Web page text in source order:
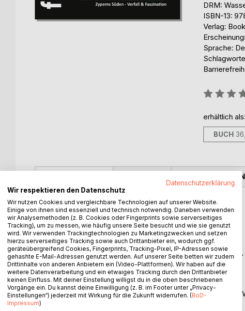
DRM:
ISBN-13:
Verlag:
Sprache:
Bewertung::
erhältlich als:
BUCH
Fenster & Türen weltweit
Zyperns Süden - Verfall & Faszination
"Die einen behaupten, die Häuser bestehen
aus Mauern. Ich sage, die Häuser bestehen aus Fenstern".
(Hundertwasser, 22. Januar 1990)
"Lass Bilder sprechen". Fenster & Türen, auch Seelen
PRESSESTIMMEN
Datenschutzerklärung
Wir respektieren den Datenschutz
Wir nutzen Cookies und vergleichbare Technologien auf unserer Website.
Einige von ihnen sind essenziell und technisch notwendig. Daneben verwenden
wir Analysemethoden (z. B. Cookies oder Fingerprints sowie serverseitiges
Tracking), um zu messen, wie häufig unsere Seite besucht und wie sie genutzt
wird. Wir verwenden Trackingtechnologien zu Marketingzwecken und setzen
hierzu serverseitiges Tracking sowie auch Drittanbieter ein, wodurch ggf.
geräteübergreifend Cookies, Fingerprints, Tracking-Pixel, IP-Adressen sowie
gehashte E-Mail-Adressen genutzt werden. Auf unserer Seite betten wir zudem
Drittinhalte von anderen Anbietern ein (Video-Plattformen). Wir haben auf die
weitere Datenverarbeitung und ein etwaiges Tracking durch den Drittanbieter
keinen Einfluss. Mit deiner Einstellung willigst du in die oben beschriebenen
Vorgänge ein. Du kannst deine Einwilligung (z. B. im Footer unter „Privacy-
Einstellungen“) jederzeit mit Wirkung für die Zukunft widerrufen. (BoD-
Impressum)